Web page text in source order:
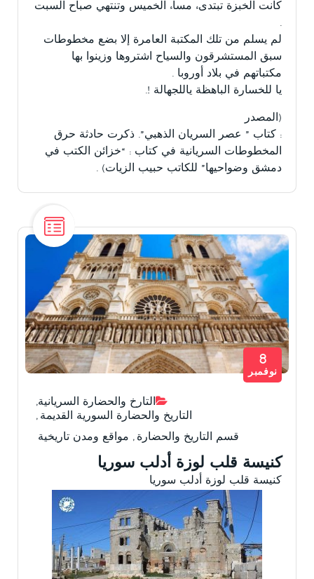
كانت الخبزة تبتدىء مساء الخميس وتنتهي صباح السبت
.
لم يسلم من تلك المكتبة العامرة إلا بضع مخطوطات
سبق المستشرقون والسياح اشتروها وزينوا بها
مكتباتهم في بلاد أوروبا .
يا للخسارة الباهظة ياللجهالة !.
(المصدر
: كتاب ” عصر السريان الذهبي”. ذكرت حادثة حرق
المخطوطات السريانية في كتاب : “خزائن الكتب في
دمشق وضواحيها” للكاتب حبيب الزيات) .
التارخ والحضارة السريانية,
التاريخ والحضارة السورية القديمة ,
قسم التاريخ والحضارة , مواقع ومدن تاريخية
8
نوفمبر
كنيسة قلب لوزة أدلب سوريا
كنيسة قلب لوزة أدلب سوريا